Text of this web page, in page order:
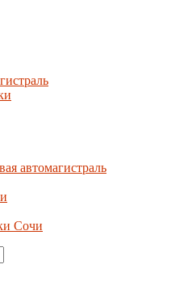
автомагистраль
Сочи